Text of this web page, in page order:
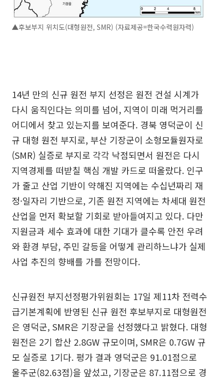
▲후보부지 위치도(대형원전, SMR) (자료제공=한국수력원자력)
14년 만의 신규 원전 부지 선정은 원전 건설 시계가
다시 움직인다는 의미를 넘어, 지역이 미래 먹거리를
어디에서 찾고 있는지를 보여준다. 경북 영덕군이 신
규 대형 원전 부지로, 부산 기장군이 소형모듈원자로
(SMR) 실증로 부지로 각각 낙점되면서 원전은 다시
지역경제를 떠받칠 핵심 개발 카드로 떠올랐다. 인구
가 줄고 산업 기반이 약해진 지역에는 수십년짜리 재
정·일자리 기반으로, 기존 원전 지역에는 차세대 원전
산업을 먼저 확보할 기회로 받아들여지고 있다. 다만
지원금과 세수 효과에 대한 기대가 클수록 안전 우려
와 환경 부담, 주민 갈등을 어떻게 관리하느냐가 실제
사업 추진의 향배를 가를 전망이다.
신규원전 부지선정평가위원회는 17일 제11차 전력수
급기본계획에 반영된 신규 원전 후보부지로 대형원전
은 영덕군, SMR은 기장군을 선정했다고 밝혔다. 대형
원전은 2기 합산 2.8GW 규모이며, SMR은 0.7GW 규
모 실증로 1기다. 평가 결과 영덕군은 91.01점으로
울주군(82.63점)을 앞섰고, 기장군은 87.11점으로 경